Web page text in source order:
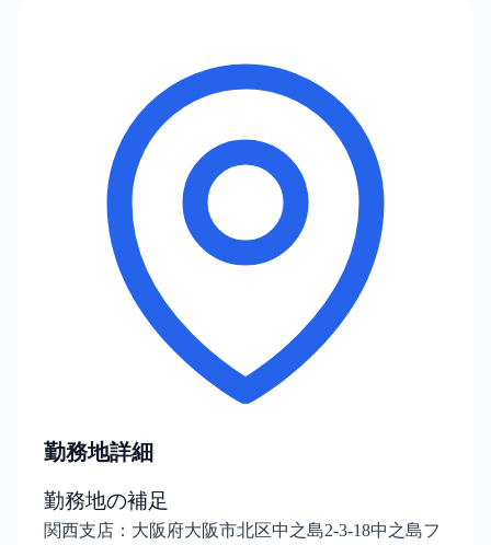
勤務地詳細
勤務地の補足
関西支店：大阪府大阪市北区中之島2-3-18中之島フ